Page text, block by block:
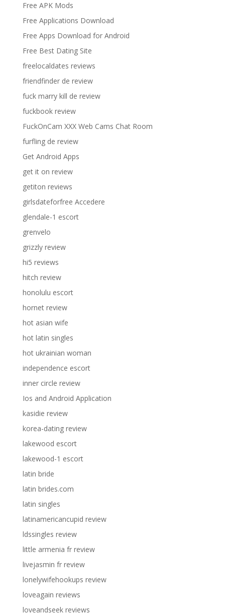
Free APK Mods
Free Applications Download
Free Apps Download for Android
Free Best Dating Site
freelocaldates reviews
friendfinder de review
fuck marry kill de review
fuckbook review
FuckOnCam XXX Web Cams Chat Room
furfling de review
Get Android Apps
get it on review
getiton reviews
girlsdateforfree Accedere
glendale-1 escort
grenvelo
grizzly review
hi5 reviews
hitch review
honolulu escort
hornet review
hot asian wife
hot latin singles
hot ukrainian woman
independence escort
inner circle review
Ios and Android Application
kasidie review
korea-dating review
lakewood escort
lakewood-1 escort
latin bride
latin brides.com
latin singles
latinamericancupid review
ldssingles review
little armenia fr review
livejasmin fr review
lonelywifehookups review
loveagain reviews
loveandseek reviews